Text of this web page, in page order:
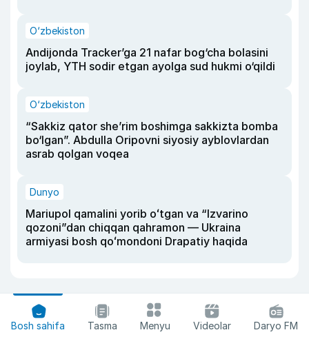
O‘zbekiston
Andijonda Tracker’ga 21 nafar bog‘cha bolasini
joylab, YTH sodir etgan ayolga sud hukmi o‘qildi
O‘zbekiston
“Sakkiz qator she’rim boshimga sakkizta bomba
bo‘lgan”. Abdulla Oripovni siyosiy ayblovlardan
asrab qolgan voqea
Dunyo
Mariupol qamalini yorib oʻtgan va “Izvarino
qozoni”dan chiqqan qahramon — Ukraina
armiyasi bosh qoʻmondoni Drapatiy haqida
Bosh sahifa Tasma Menyu Videolar Daryo FM